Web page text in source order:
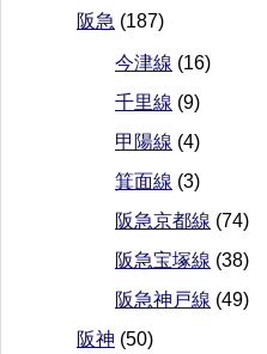
阪急 (187)
今津線 (16)
千里線 (9)
甲陽線 (4)
箕面線 (3)
阪急京都線 (74)
阪急宝塚線 (38)
阪急神戸線 (49)
阪神 (50)